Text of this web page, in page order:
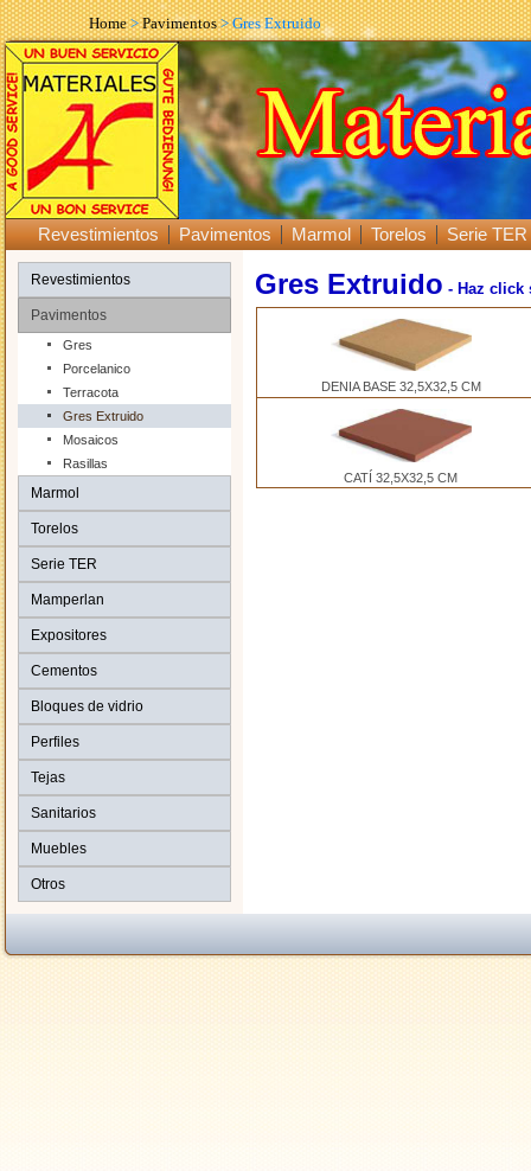
Home>Pavimentos> Gres Extruido
Revestimientos Pavimentos Marmol Torelos Serie TER
Revestimientos
Pavimentos
Gres
Porcelanico
Terracota
Gres Extruido
Mosaicos
Rasillas
Marmol
Torelos
Serie TER
Mamperlan
Expositores
Cementos
Bloques de vidrio
Perfiles
Tejas
Sanitarios
Muebles
Otros
Gres Extruido - Haz click
DENIA BASE 32,5X32,5 CM
CATÍ 32,5X32,5 CM